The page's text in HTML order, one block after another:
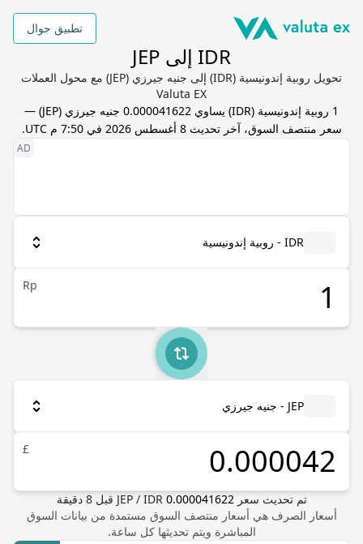
تطبيق جوال
IDR إلى JEP
تحويل روبية إندونيسية (IDR) إلى جنيه جيرزي (JEP) مع محول العملات
Valuta EX
1 روبية إندونيسية (
IDR) يساوي 0.000041622 جنيه جيرزي (
JEP
) —
سعر منتصف السوق، آخر تحديث8 أغسطس 2026 في 7:50 م UTC .
IDR - روبية إندونيسية
Rp
JEP - جنيه جيرزي
£
تم تحديث سعر JEP/ IDR 0.000041622 قبل8 دقيقة
أسعار الصرف هي أسعار منتصف السوق مستمدة من بيانات السوق
المباشرة ويتم تحديثها كل ساعة.